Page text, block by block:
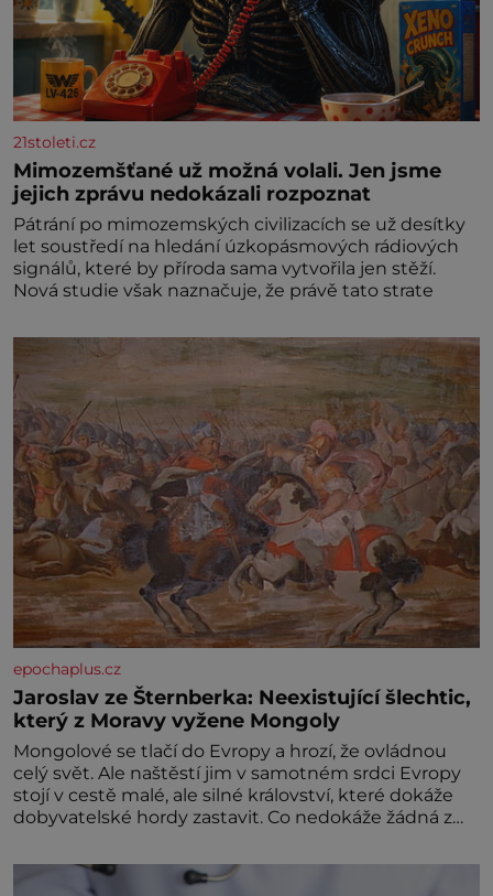
21stoleti.cz
Mimozemšťané už možná volali. Jen jsme
jejich zprávu nedokázali rozpoznat
Pátrání po mimozemských civilizacích se už desítky
let soustředí na hledání úzkopásmových rádiových
signálů, které by příroda sama vytvořila jen stěží.
Nová studie však naznačuje, že právě tato strate
epochaplus.cz
Jaroslav ze Šternberka: Neexistující šlechtic,
který z Moravy vyžene Mongoly
Mongolové se tlačí do Evropy a hrozí, že ovládnou
celý svět. Ale naštěstí jim v samotném srdci Evropy
stojí v cestě malé, ale silné království, které dokáže
dobyvatelské hordy zastavit. Co nedokáže žádná z
král. Nebo že by ne? Mongolové od roku 1223
postupují podél Kaspického a Azovského moře,